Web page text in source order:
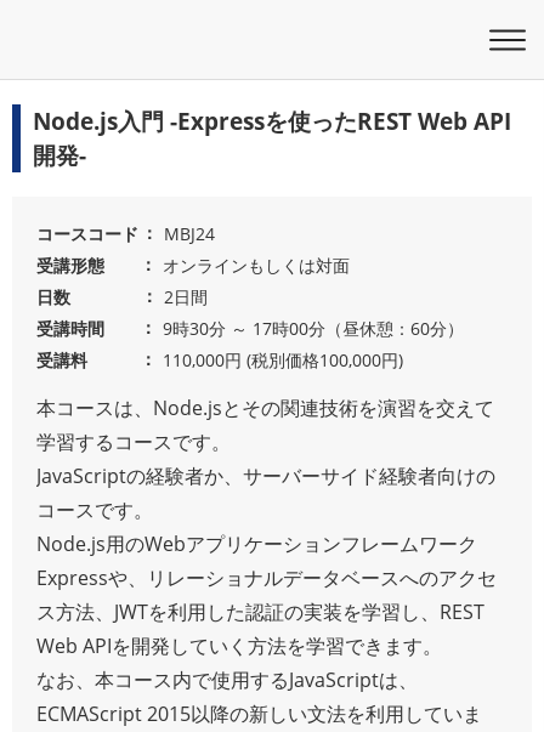
Node.js入門 -Expressを使ったREST Web API
開発-
コースコード
MBJ24
受講形態
オンラインもしくは対面
日数
2日間
受講時間
9時30分 ～ 17時00分（昼休憩：60分）
受講料
110,000円 (税別価格100,000円)
本コースは、Node.jsとその関連技術を演習を交えて
学習するコースです。
JavaScriptの経験者か、サーバーサイド経験者向けの
コースです。
Node.js用のWebアプリケーションフレームワーク
Expressや、リレーショナルデータベースへのアクセ
ス方法、JWTを利用した認証の実装を学習し、REST
Web APIを開発していく方法を学習できます。
なお、本コース内で使用するJavaScriptは、
ECMAScript 2015以降の新しい文法を利用していま